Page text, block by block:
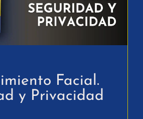
Facial.
y Privacidad